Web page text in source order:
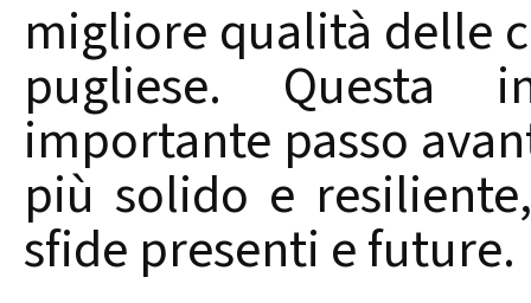
migliore qualità delle
pugliese. Questa
importante passo
più solido e
sfide presenti e future.